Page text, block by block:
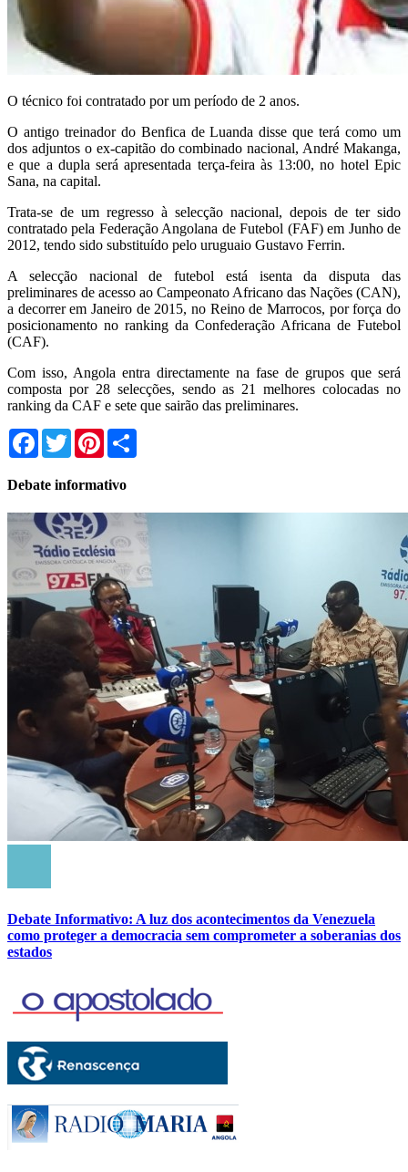
O técnico foi contratado por um período de 2 anos.
O antigo treinador do Benfica de Luanda disse que terá como um
dos adjuntos o ex-capitão do combinado nacional, André Makanga,
e que a dupla será apresentada terça-feira às 13:00, no hotel Epic
Sana, na capital.
Trata-se de um regresso à selecção nacional, depois de ter sido
contratado pela Federação Angolana de Futebol (FAF) em Junho de
2012, tendo sido substituído pelo uruguaio Gustavo Ferrin.
A selecção nacional de futebol está isenta da disputa das
preliminares de acesso ao Campeonato Africano das Nações (CAN),
a decorrer em Janeiro de 2015, no Reino de Marrocos, por força do
posicionamento no ranking da Confederação Africana de Futebol
(CAF).
Com isso, Angola entra directamente na fase de grupos que será
composta por 28 selecções, sendo as 21 melhores colocadas no
ranking da CAF e sete que sairão das preliminares.
Facebook
TwitterPinterest
Debate informativo
Debate Informativo: A luz dos acontecimentos da Venezuela
como proteger a democracia sem comprometer a soberanias dos
estados